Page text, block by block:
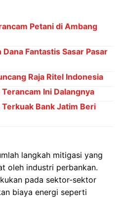
Petani di Ambang
Fantastis Sasar Pasar
Raja Ritel Indonesia
Ini Dalangnya
Terkuak Bank Jatim Beri
langkah mitigasi yang
oleh industri perbankan.
pada sektor-sektor
biaya energi seperti